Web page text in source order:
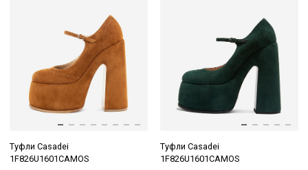
Туфли Casadei
1F826U1601CAMOS
Туфли Casadei
1F826U1601CAMOS